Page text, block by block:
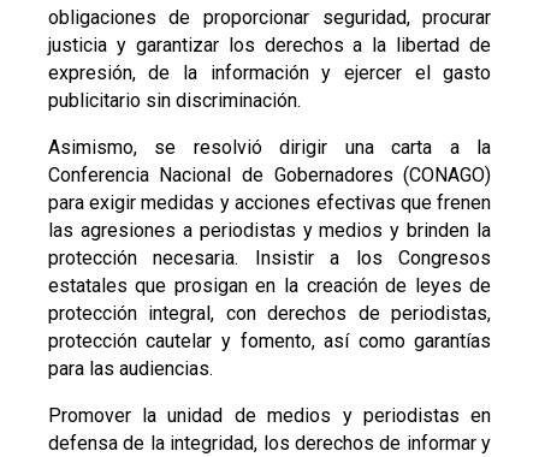
obligaciones de proporcionar seguridad, procurar
justicia y garantizar los derechos a la libertad de
expresión, de la información y ejercer el gasto
publicitario sin discriminación.
Asimismo, se resolvió dirigir una carta a la
Conferencia Nacional de Gobernadores (CONAGO)
para exigir medidas y acciones efectivas que frenen
las agresiones a periodistas y medios y brinden la
protección necesaria. Insistir a los Congresos
estatales que prosigan en la creación de leyes de
protección integral, con derechos de periodistas,
protección cautelar y fomento, así como garantías
para las audiencias.
Promover la unidad de medios y periodistas en
defensa de la integridad, los derechos de informar y